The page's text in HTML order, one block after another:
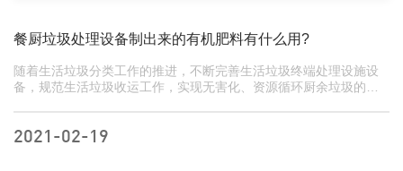
餐厨垃圾处理设备制出来的有机肥料有什么用?
随着生活垃圾分类工作的推进，不断完善生活垃圾终端处理设施设
备，规范生活垃圾收运工作，实现无害化、资源循环厨余垃圾的能
2021-02-19